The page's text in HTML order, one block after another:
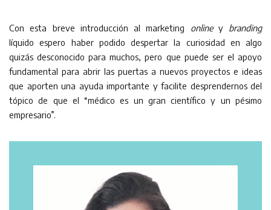
Con esta breve introducción al marketing onliney branding
líquido espero haber podido despertar la curiosidad en algo
quizás desconocido para muchos, pero que puede ser el apoyo
fundamental para abrir las puertas a nuevos proyectos e ideas
que aporten una ayuda importante y facilite desprendernos del
tópico de que el “médico es un gran científico y un pésimo
empresario”.